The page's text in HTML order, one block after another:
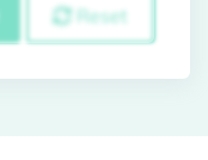
Reset